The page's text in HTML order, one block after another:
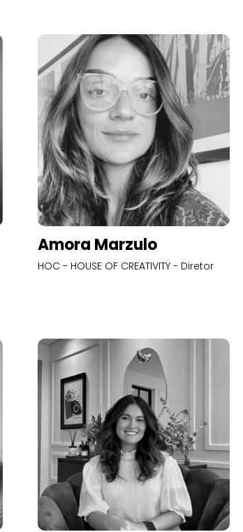
Amora Marzulo
HOC - HOUSE OF CREATIVITY - Diretor